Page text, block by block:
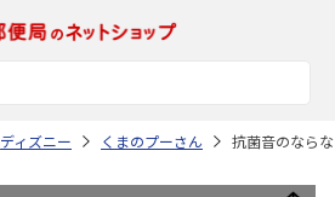
ディズニー くまのプーさん 抗菌音のなら